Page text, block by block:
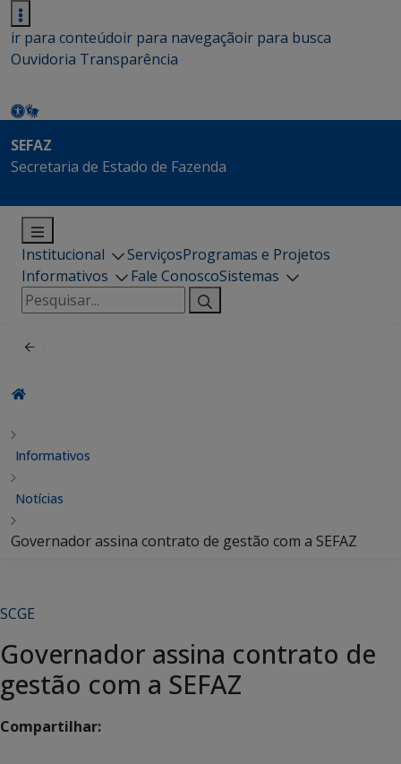
ir para conteúdoir para navegaçãoir para busca
Ouvidoria Transparência
SEFAZ
Secretaria de Estado de Fazenda
Institucional ServiçosProgramas e Projetos
Informativos
Fale ConoscoSistemas
Pesquisar
por:
Informativos
Notícias
Governador assina contrato de gestão com a SEFAZ
SCGE
Governador assina contrato de
gestão com a SEFAZ
Compartilhar: